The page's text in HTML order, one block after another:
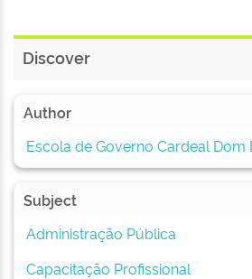
Discover
Author
Escola de Governo Cardeal Dom
Subject
Administração Pública
Capacitação Profissional